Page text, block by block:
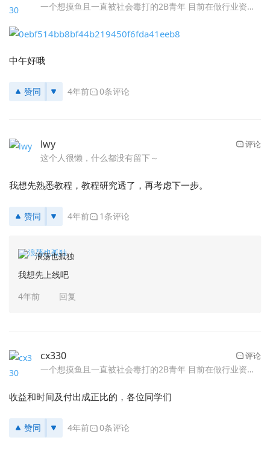
一个想摸鱼且一直被社会毒打的2B青年 目前在做行业资源整合，慢慢开展中
中午好哦
赞同 4年前 0条评论
lwy
这个人很懒，什么都没有留下～
评论
我想先熟悉教程，教程研究透了，再考虑下一步。
赞同 4年前 1条评论
浪荡也孤独
我想先上线吧
4年前
回复
cx330
一个想摸鱼且一直被社会毒打的2B青年 目前在做行业资源整合，慢慢开展中
评论
收益和时间及付出成正比的，各位同学们
赞同 4年前 0条评论